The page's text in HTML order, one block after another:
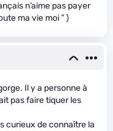
n’aime pas payer
ma vie moi ” )
Il y a personne à
pas faire tiquer les
curieux de connaître la